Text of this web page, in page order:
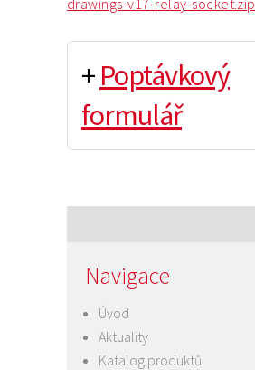
drawings-v17-relay-socket.zip
+ Poptávkový
formulář
Navigace
Úvod
Aktuality
Katalog produktů